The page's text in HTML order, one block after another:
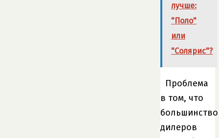
лучше:
"Поло"
или
"Солярис"?
Проблема
в том, что
большинство
дилеров